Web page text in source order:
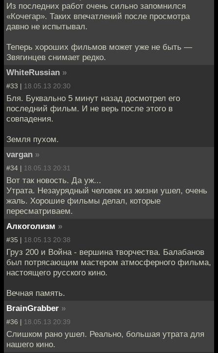
Из последних работ очень сильно запомнился
«Кочегар». Таких впечатлений после просмотра
давно не испытывал.
Теперь хороших фильмов может уже не быть —
Звягинцев снимает редко.
WhiteRussian »
#33 | 18.05.13 20:30
Бля. Буквально 5 минут назад досмотрел его
последний фильм. И не верь после этого в
совпадения.
Земля пухом.
vargan »
#34 | 18.05.13 20:31
Вот так новость. Да уж...
Утрата. Незаурядный человек из жизни ушел, очень
жаль. Хорошие фильмы делал, которые
пересматриваем.
Алкоголизм »
#35 | 18.05.13 20:38
Груз 200 и Война - вершина творчества. Балабанов
был потрясающим мастером атмосферного фильма,
настоящего русского кино.
Вечная память.
BrainGrabber »
#36 | 18.05.13 20:39
Слишком рано ушел. Реально, большая утрата для
нашего кино.